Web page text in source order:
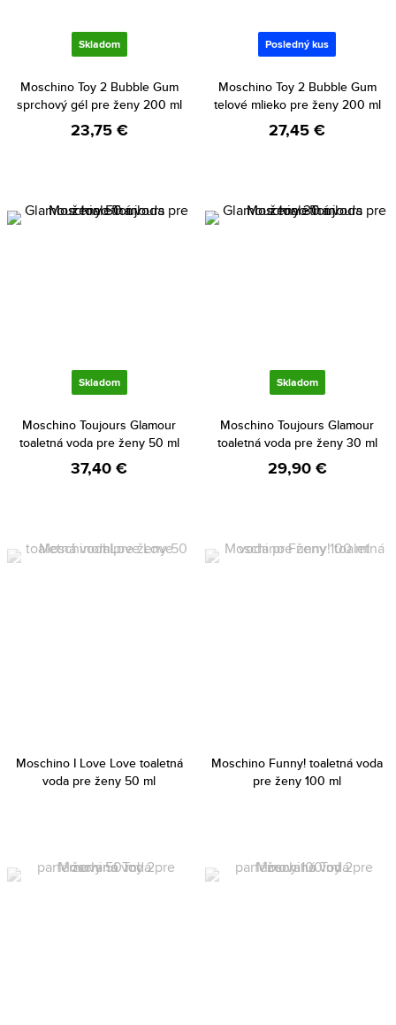
Skladom
Moschino Toy 2 Bubble Gum
sprchový gél pre ženy 200 ml
23,75 €
Posledný kus
Moschino Toy 2 Bubble Gum
telové mlieko pre ženy 200 ml
27,45 €
Skladom
Moschino Toujours Glamour
toaletná voda pre ženy 50 ml
37,40 €
Skladom
Moschino Toujours Glamour
toaletná voda pre ženy 30 ml
29,90 €
Moschino I Love Love toaletná
voda pre ženy 50 ml
Moschino Funny! toaletná voda
pre ženy 100 ml